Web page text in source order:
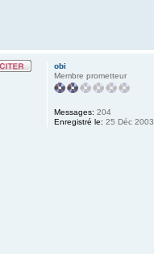
obi
Membre prometteur
Messages: 204
Enregistré le: 25 Déc 2003